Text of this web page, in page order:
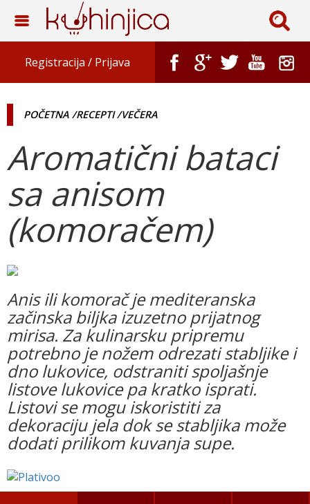
Registracija / Prijava
POČETNA /RECEPTI /VEČERA
Aromatični bataci
sa anisom
(komoračem)
Anis ili komorač je mediteranska
začinska biljka izuzetno prijatnog
mirisa. Za kulinarsku pripremu
potrebno je nožem odrezati stabljike i
dno lukovice, odstraniti spoljašnje
listove lukovice pa kratko isprati.
Listovi se mogu iskoristiti za
dekoraciju jela dok se stabljika može
dodati prilikom kuvanja supe.